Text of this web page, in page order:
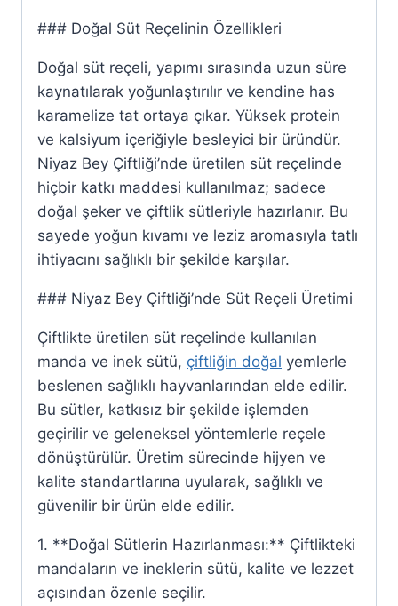
### Doğal Süt Reçelinin Özellikleri
Doğal süt reçeli, yapımı sırasında uzun süre
kaynatılarak yoğunlaştırılır ve kendine has
karamelize tat ortaya çıkar. Yüksek protein
ve kalsiyum içeriğiyle besleyici bir üründür.
Niyaz Bey Çiftliği’nde üretilen süt reçelinde
hiçbir katkı maddesi kullanılmaz; sadece
doğal şeker ve çiftlik sütleriyle hazırlanır. Bu
sayede yoğun kıvamı ve leziz aromasıyla tatlı
ihtiyacını sağlıklı bir şekilde karşılar.
### Niyaz Bey Çiftliği’nde Süt Reçeli Üretimi
Çiftlikte üretilen süt reçelinde kullanılan
manda ve inek sütü, çiftliğin doğal yemlerle
beslenen sağlıklı hayvanlarından elde edilir.
Bu sütler, katkısız bir şekilde işlemden
geçirilir ve geleneksel yöntemlerle reçele
dönüştürülür. Üretim sürecinde hijyen ve
kalite standartlarına uyularak, sağlıklı ve
güvenilir bir ürün elde edilir.
1. **Doğal Sütlerin Hazırlanması:** Çiftlikteki
mandaların ve ineklerin sütü, kalite ve lezzet
açısından özenle seçilir.